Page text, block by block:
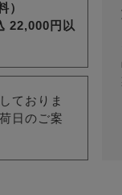
）
22,000円以
ておりま
日のご案